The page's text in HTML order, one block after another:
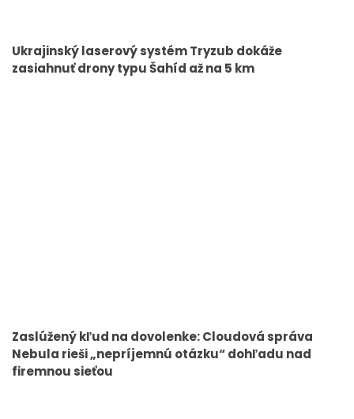
Ukrajinský laserový systém Tryzub dokáže
zasiahnuť drony typu Šahíd až na 5 km
Zaslúžený kľud na dovolenke: Cloudová správa
Nebula rieši „nepríjemnú otázku“ dohľadu nad
firemnou sieťou